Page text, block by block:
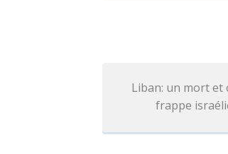
Liban: un mort et
frappe